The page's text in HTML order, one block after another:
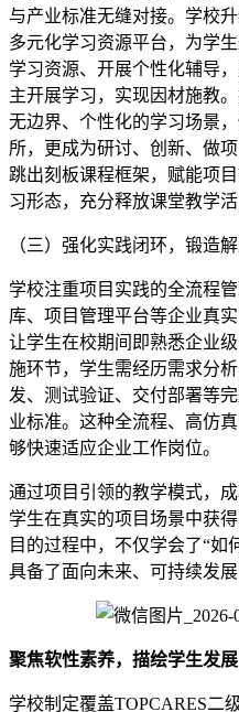
与产业标准无缝对接。学校
多元化学习资源平台，为学
学习资源、开展个性化辅导
主开展学习，实现因材施教
无边界、个性化的学习场景
所，更成为研讨、创新、做
跳出刻板课程框架，赋能项
习形态，充分释放课堂教学活
（三）强化实践闭环，锻造
学校注重项目实践的全流程
库、项目管理平台等企业真
让学生在校期间即熟悉企业
施环节，学生需经历需求分
发、测试验证、交付部署等
业标准。这种全流程、高仿
够快速适应企业工作岗位。
通过项目引领的教学模式，
学生在真实的项目场景中获
目的过程中，不仅学会了“如
具备了面向未来、可持续发展
聚焦软性素养，描绘学生发
学校制定覆盖TOPCARES二